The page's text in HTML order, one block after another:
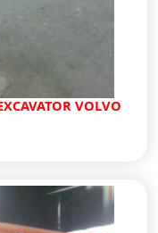
VOLVO